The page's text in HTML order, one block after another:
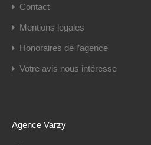
Contact
Mentions legales
Honoraires de l’agence
Votre avis nous intéresse
Agence Varzy